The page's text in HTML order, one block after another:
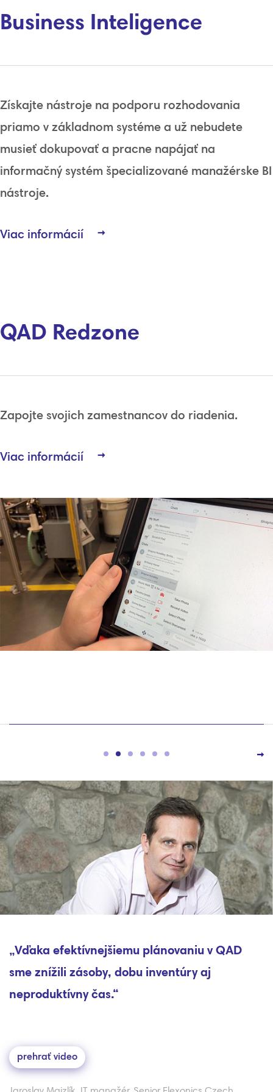
Business Inteligence
Získajte nástroje na podporu rozhodovania
priamo v základnom systéme a už nebudete
musieť dokupovať a pracne napájať na
informačný systém špecializované manažérske BI
nástroje.
Viac informácií
QAD Redzone
Zapojte svojich zamestnancov do riadenia.
Viac informácií
„Vďaka efektívnejšiemu plánovaniu v QAD
sme znížili zásoby, dobu inventúry aj
neproduktívny čas.“
prehrať video